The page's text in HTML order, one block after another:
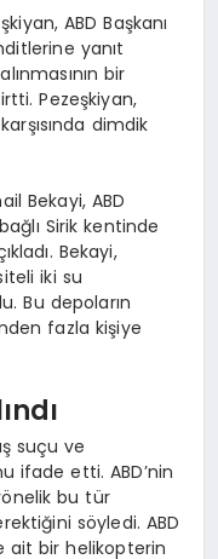
ABD Başkanı
yanıt
bir
Pezeşkiyan,
dimdik
Bekayi, ABD
Sirik kentinde
Bekayi,
iki su
Bu depoların
fazla kişiye
suçu ve
ifade etti. ABD’nin
bu tür
söyledi. ABD
ait bir helikopterin